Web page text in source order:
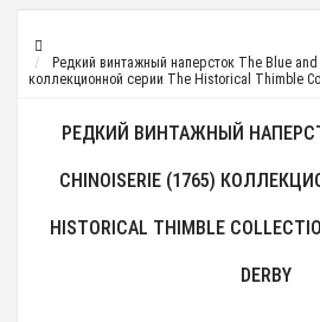
Редкий винтажный наперсток The Blue
коллекционной серии The Historical Thimble
РЕДКИЙ ВИНТАЖНЫЙ
CHINOISERIE (1765)
HISTORICAL THIMBLE
DERBY